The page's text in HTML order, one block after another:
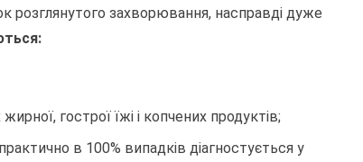
розглянутого захворювання, насправді дуже
гострої їжі і копчених продуктів;
в 100% випадків діагностується у